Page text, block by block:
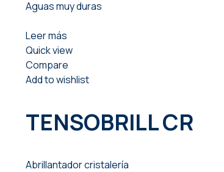
Aguas muy duras
Leer más
Quick view
Compare
Add to wishlist
TENSOBRILL CR
Abrillantador cristalería